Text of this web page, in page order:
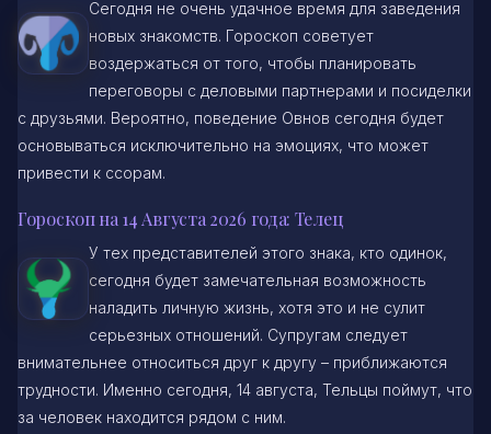
Сегодня не очень удачное время для заведения
новых знакомств. Гороскоп советует
воздержаться от того, чтобы планировать
переговоры с деловыми партнерами и посиделки
с друзьями. Вероятно, поведение Овнов сегодня будет
основываться исключительно на эмоциях, что может
привести к ссорам.
Гороскоп на 14 Августа 2026 года: Телец
У тех представителей этого знака, кто одинок,
сегодня будет замечательная возможность
наладить личную жизнь, хотя это и не сулит
серьезных отношений. Супругам следует
внимательнее относиться друг к другу – приближаются
трудности. Именно сегодня, 14 августа, Тельцы поймут, что
за человек находится рядом с ним.